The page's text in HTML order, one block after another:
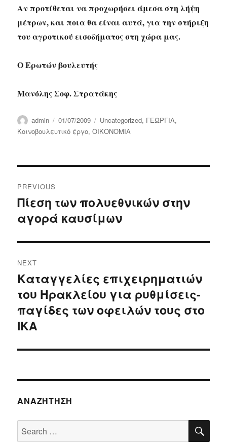
Αν προτίθεται να προχωρήσει άμεσα στη λήψη
μέτρων, και ποια θα είναι αυτά, για την στήριξη
του αγροτικού εισοδήματος στη χώρα μας.
Ο Ερωτών βουλευτής
Μανόλης Σοφ. Στρατάκης
Author
admin
Posted
on
01/07/2009 Categories
Uncategorized, ΓΕΩΡΓΙΑ,
Κοινοβουλευτικό έργο,ΟΙΚΟΝΟΜΙΑ
navigation
PREVIOUS
Previous
post:
Πίεση των πολυεθνικών στην
αγορά καυσίμων
NEXT
Next
post:
Καταγγελίες επιχειρηματιών
του Ηρακλείου για ρυθμίσεις-
παγίδες των οφειλών τους στο
ΙΚΑ
ΑΝΑΖΉΤΗΣΗ
Search
for: